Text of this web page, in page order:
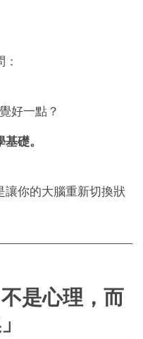
好一點？
礎。
讓你的大腦重新切換狀
是心理，而